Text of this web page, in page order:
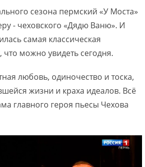
сезона пермский «У Моста»
- чеховского «Дядю Ваню». И
самая классическая
что можно увидеть сегодня.
любовь, одиночество и тоска,
жизни и краха идеалов. Всё
главного героя пьесы Чехова